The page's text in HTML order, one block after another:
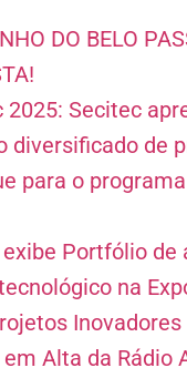
DO BELO
2025: Secitec
diversificado de
para o
Portfólio de
na
Inovadores
Alta da Rádio